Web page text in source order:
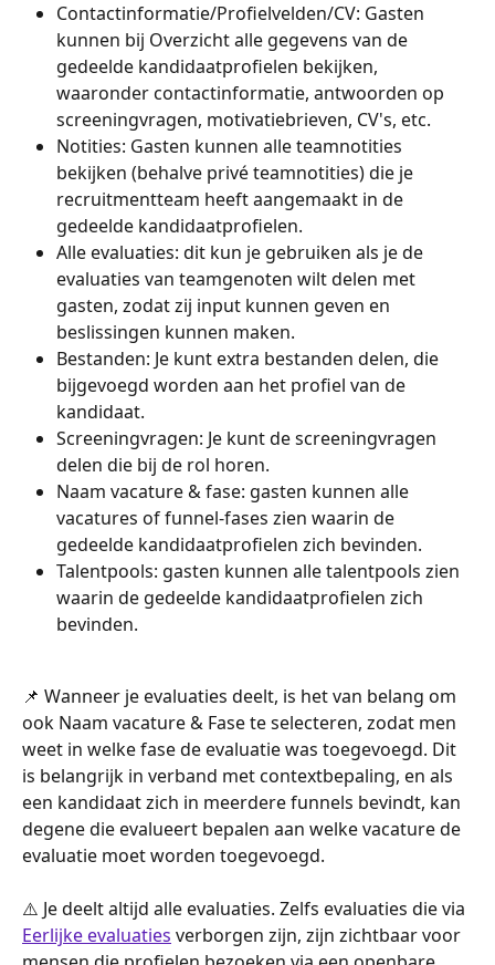
Contactinformatie/Profielvelden/CV: Gasten
kunnen bij Overzicht alle gegevens van de
gedeelde kandidaatprofielen bekijken,
waaronder contactinformatie, antwoorden op
screeningvragen, motivatiebrieven, CV's, etc.
Notities: Gasten kunnen alle teamnotities
bekijken (behalve privé teamnotities) die je
recruitmentteam heeft aangemaakt in de
gedeelde kandidaatprofielen.
Alle evaluaties: dit kun je gebruiken als je de
evaluaties van teamgenoten wilt delen met
gasten, zodat zij input kunnen geven en
beslissingen kunnen maken.
Bestanden: Je kunt extra bestanden delen, die
bijgevoegd worden aan het profiel van de
kandidaat.
Screeningvragen: Je kunt de screeningvragen
delen die bij de rol horen.
Naam vacature & fase: gasten kunnen alle
vacatures of funnel-fases zien waarin de
gedeelde kandidaatprofielen zich bevinden.
Talentpools: gasten kunnen alle talentpools zien
waarin de gedeelde kandidaatprofielen zich
bevinden.
📌 Wanneer je evaluaties deelt, is het van belang om
ook Naam vacature & Fase te selecteren, zodat men
weet in welke fase de evaluatie was toegevoegd. Dit
is belangrijk in verband met contextbepaling, en als
een kandidaat zich in meerdere funnels bevindt, kan
degene die evalueert bepalen aan welke vacature de
evaluatie moet worden toegevoegd.
⚠️ Je deelt altijd alle evaluaties. Zelfs evaluaties die via
Eerlijke evaluaties verborgen zijn, zijn zichtbaar voor